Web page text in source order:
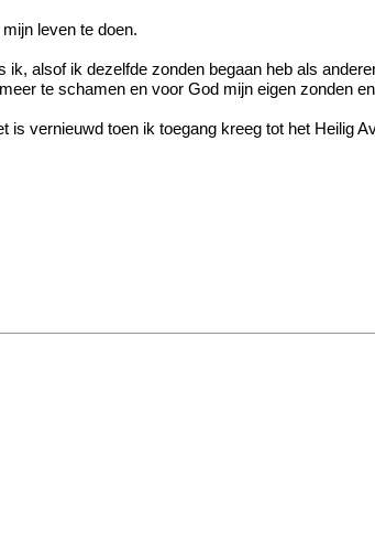
leven te doen.
alsof ik dezelfde zonden begaan heb als
te schamen en voor God mijn eigen zonden
vernieuwd toen ik toegang kreeg tot het Heilig